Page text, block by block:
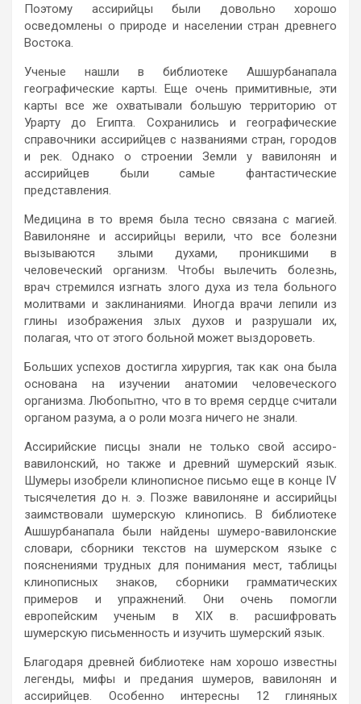
Поэтому ассирийцы были довольно хорошо
осведомлены о природе и населении стран древнего
Востока.
Ученые нашли в библиотеке Ашшурбанапала
географические карты. Еще очень примитивные, эти
карты все же охватывали большую территорию от
Урарту до Египта. Сохранились и географические
справочники ассирийцев с названиями стран, городов
и рек. Однако о строении Земли у вавилонян и
ассирийцев были самые фантастические
представления.
Медицина в то время была тесно связана с магией.
Вавилоняне и ассирийцы верили, что все болезни
вызываются злыми духами, проникшими в
человеческий организм. Чтобы вылечить болезнь,
врач стремился изгнать злого духа из тела больного
молитвами и заклинаниями. Иногда врачи лепили из
глины изображения злых духов и разрушали их,
полагая, что от этого больной может выздороветь.
Больших успехов достигла хирургия, так как она была
основана на изучении анатомии человеческого
организма. Любопытно, что в то время сердце считали
органом разума, а о роли мозга ничего не знали.
Ассирийские писцы знали не только свой ассиро-
вавилонский, но также и древний шумерский язык.
Шумеры изобрели клинописное письмо еще в конце IV
тысячелетия до н. э. Позже вавилоняне и ассирийцы
заимствовали шумерскую клинопись. В библиотеке
Ашшурбанапала были найдены шумеро-вавилонские
словари, сборники текстов на шумерском языке с
пояснениями трудных для понимания мест, таблицы
клинописных знаков, сборники грамматических
примеров и упражнений. Они очень помогли
европейским ученым в XIX в. расшифровать
шумерскую письменность и изучить шумерский язык.
Благодаря древней библиотеке нам хорошо известны
легенды, мифы и предания шумеров, вавилонян и
ассирийцев. Особенно интересны 12 глиняных